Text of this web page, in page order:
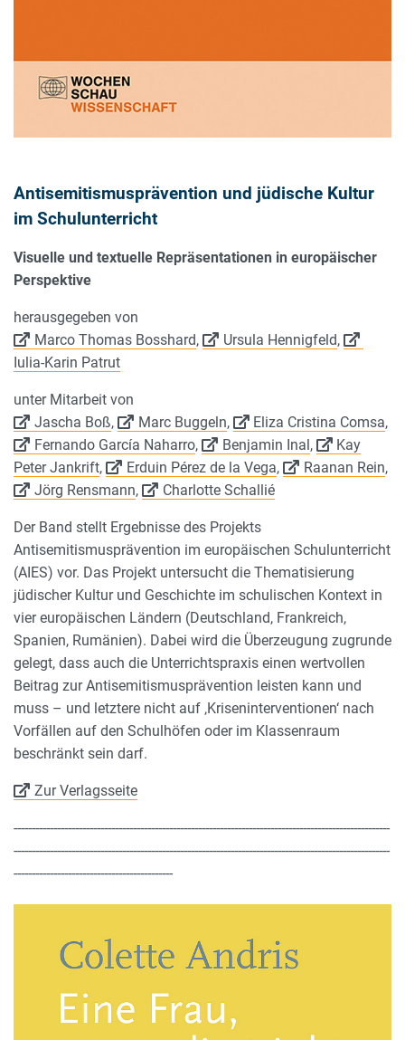
Antisemitismusprävention und jüdische Kultur
im Schulunterricht
Visuelle und textuelle Repräsentationen in europäischer
Perspektive
herausgegeben von
Marco Thomas Bosshard, Ursula Hennigfeld,
Iulia-Karin Patrut
unter Mitarbeit von
Jascha Boß, Marc Buggeln, Eliza Cristina Comsa,
Fernando García Naharro, Benjamin Inal ,
Kay
Peter Jankrift, Erduin Pérez de la Vega, Raanan Rein,
Jörg Rensmann, Charlotte Schallié
Der Band stellt Ergebnisse des Projekts
Antisemitismusprävention im europäischen Schulunterricht
(AIES) vor. Das Projekt untersucht die Thematisierung
jüdischer Kultur und Geschichte im schulischen Kontext in
vier europäischen Ländern (Deutschland, Frankreich,
Spanien, Rumänien). Dabei wird die Überzeugung zugrunde
gelegt, dass auch die Unterrichtspraxis einen wertvollen
Beitrag zur Antisemitismusprävention leisten kann und
muss – und letztere nicht auf ‚Kriseninterventionen‘ nach
Vorfällen auf den Schulhöfen oder im Klassenraum
beschränkt sein darf.
Zur Verlagsseite
--------------------------------------------------------------------------------------------------------
--------------------------------------------------------------------------------------------------------
--------------------------------------------